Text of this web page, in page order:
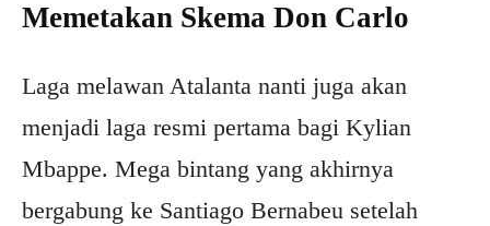
Memetakan Skema Don Carlo
Laga melawan Atalanta nanti juga akan
menjadi laga resmi pertama bagi Kylian
Mbappe. Mega bintang yang akhirnya
bergabung ke Santiago Bernabeu setelah